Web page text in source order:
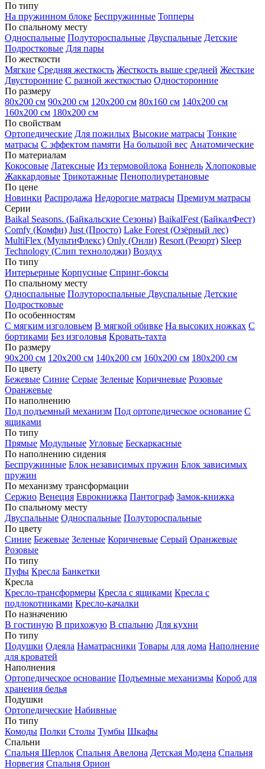
По типу
На пружинном блоке Беспружинные Топперы
По спальному месту
Односпальные Полутороспальные Двуспальные Детские
Подростковые Для пары
По жесткости
Мягкие Средняя жесткость Жесткость выше средней Жесткие
Двусторонние С разной жесткостью Односторонние
По размеру
80х200 см 90х200 см 120х200 см 80х160 см 140х200 см
160х200 см 180х200 см
По свойствам
Ортопедические Для пожилых Высокие матрасы Тонкие
матрасы С эффектом памяти На большой вес Анатомические
По материалам
Кокосовые Латексные Из термовойлока Боннель Хлопоковые
Жаккардовые Трикотажные Пенополиуретановые
По цене
Новинки Распродажа Недорогие матрасы Премиум матрасы
Серии
Baikal Seasons. (Байкальские Сезоны) BaikalFest (БайкалФест)
Comfy (Комфи) Just (Просто) Lake Forest (Озёрный лес)
MultiFlex (МультиФлекс) Only (Онли) Resort (Резорт) Sleep
Technology (Слип технолоджи) Воздух
По типу
Интерьерные Корпусные Спринг-боксы
По спальному месту
Односпальные Полутороспальные Двуспальные Детские
Подростковые
По особенностям
С мягким изголовьем В мягкой обивке На высоких ножках С
бортиками Без изголовья Кровать-тахта
По размеру
90х200 см 120х200 см 140х200 см 160х200 см 180х200 см
По цвету
Бежевые Синие Серые Зеленые Коричневые Розовые
Оранжевые
По наполнению
Под подъемный механизм Под ортопедическое основание С
ящиками
По типу
Прямые Модульные Угловые Бескаркасные
По наполнению сидения
Беспружинные Блок независимых пружин Блок зависимых
пружин
По механизму трансформации
Сержио Венеция Еврокнижка Пантограф Замок-книжка
По спальному месту
Двуспальные Односпальные Полутороспальные
По цвету
Синие Бежевые Зеленые Коричневые Серый Оранжевые
Розовые
По типу
Пуфы Кресла Банкетки
Кресла
Кресло-трансформеры Кресла с ящиками Кресла с
подлокотниками Кресло-качалки
По назначению
В гостиную В прихожую В спальню Для кухни
По типу
Подушки Одеяла Наматрасники Товары для дома Наполнение
для кроватей
Наполнения
Ортопедическое основание Подъемные механизмы Короб для
хранения белья
Подушки
Ортопедические Набивные
По типу
Комоды Полки Столы Тумбы Шкафы
Спальни
Спальня Шерлок Спальня Авелона Детская Модена Спальня
Норвегия Спальня Орион